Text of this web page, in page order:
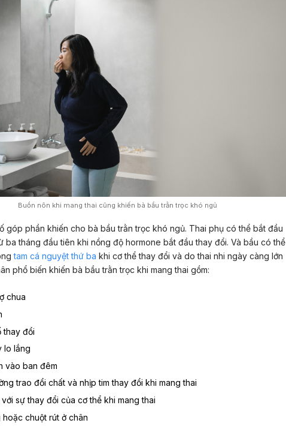
Buồn nôn khi mang thai cũng khiến bà bầu trằn trọc khó ngủ
góp phần khiến cho bà bầu trằn trọc khó ngủ. Thai phụ có thể bắt đầu
ba tháng đầu tiên khi nồng độ hormone bắt đầu thay đổi. Và bầu có thể
tam cá nguyệt thứ ba khi cơ thể thay đổi và do thai nhi ngày càng lớn
phổ biến khiến bà bầu trằn trọc khi mang thai gồm:
chua
thay đổi
lo lắng
vào ban đêm
trao đổi chất và nhịp tim thay đổi khi mang thai
sự thay đổi của cơ thể khi mang thai
chuột rút ở chân